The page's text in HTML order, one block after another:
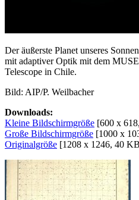
Der äußerste Planet unseres
mit adaptiver Optik mit dem
Telescope in Chile.
Bild: AIP/P. Weilbacher
Downloads:
Kleine Bildschirmgröße [600 x
Große Bildschirmgröße [1000 x
Originalgröße [1208 x 1246, 40